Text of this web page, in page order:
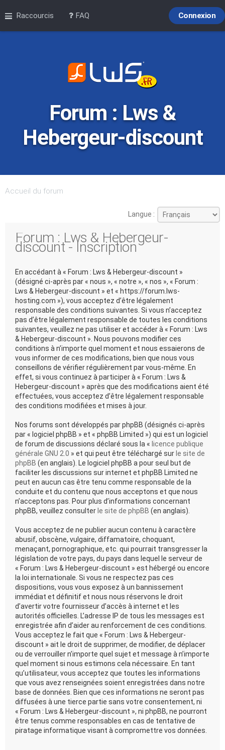
Raccourcis FAQ Connexion
Forum : Lws &
Hebergeur-discount
Accueil du forum
Langue :
Forum : Lws & Hebergeur-
discount - Inscription
En accédant à « Forum : Lws & Hebergeur-discount »
(désigné ci-après par « nous », « notre », « nos », « Forum :
Lws & Hebergeur-discount » et « https://forum.lws-
hosting.com »), vous acceptez d’être légalement
responsable des conditions suivantes. Si vous n’acceptez
pas d’être légalement responsable de toutes les conditions
suivantes, veuillez ne pas utiliser et accéder à « Forum : Lws
& Hebergeur-discount ». Nous pouvons modifier ces
conditions à n’importe quel moment et nous essaierons de
vous informer de ces modifications, bien que nous vous
conseillons de vérifier régulièrement par vous-même. En
effet, si vous continuez à participer à « Forum : Lws &
Hebergeur-discount » après que des modifications aient été
effectuées, vous acceptez d’être légalement responsable
des conditions modifiées et mises à jour.
Nos forums sont développés par phpBB (désignés ci-après
par « logiciel phpBB » et « phpBB Limited ») qui est un logiciel
de forum de discussions déclaré sous la « licence publique
générale GNU 2.0 » et qui peut être téléchargé sur le site de
phpBB (en anglais). Le logiciel phpBB a pour seul but de
faciliter les discussions sur internet et phpBB Limited ne
peut en aucun cas être tenu comme responsable de la
conduite et du contenu que nous acceptons et que nous
n’acceptons pas. Pour plus d’informations concernant
phpBB, veuillez consulter le site de phpBB (en anglais).
Vous acceptez de ne publier aucun contenu à caractère
abusif, obscène, vulgaire, diffamatoire, choquant,
menaçant, pornographique, etc. qui pourrait transgresser la
législation de votre pays, du pays dans lequel le serveur de
« Forum : Lws & Hebergeur-discount » est hébergé ou encore
la loi internationale. Si vous ne respectez pas ces
dispositions, vous vous exposez à un bannissement
immédiat et définitif et nous nous réservons le droit
d’avertir votre fournisseur d’accès à internet et les
autorités officielles. L’adresse IP de tous les messages est
enregistrée afin d’aider au renforcement de ces conditions.
Vous acceptez le fait que « Forum : Lws & Hebergeur-
discount » ait le droit de supprimer, de modifier, de déplacer
ou de verrouiller n’importe quel sujet et message à n’importe
quel moment si nous estimons cela nécessaire. En tant
qu’utilisateur, vous acceptez que toutes les informations
que vous avez renseignées soient enregistrées dans notre
base de données. Bien que ces informations ne seront pas
diffusées à une tierce partie sans votre consentement, ni
« Forum : Lws & Hebergeur-discount », ni phpBB, ne pourront
être tenus comme responsables en cas de tentative de
piratage informatique visant à compromettre vos données.